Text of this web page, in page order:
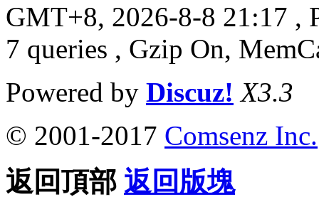
GMT+8, 2026-8-8 21:17 ,
7 queries , Gzip On,
Powered by Discuz! X3.3
© 2001-2017 Comsenz Inc.
返回頂部 返回版塊